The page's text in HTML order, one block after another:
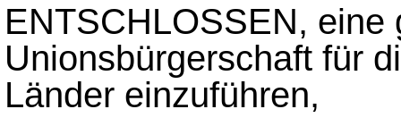
ENTSCHLOSSEN, eine
Unionsbürgerschaft für
Länder einzuführen,